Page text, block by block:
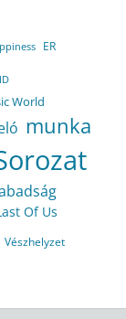
ER
World
munka
Of Us
Vészhelyzet